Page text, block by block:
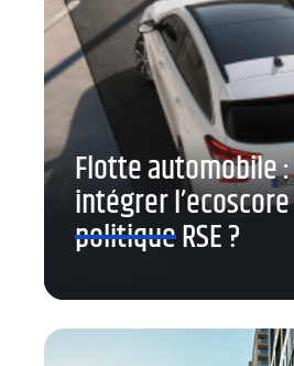
Flotte automobile
intégrer
politique RSE ?